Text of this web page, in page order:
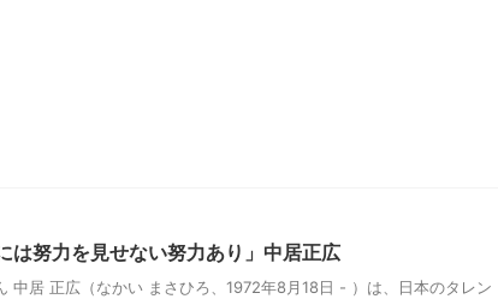
は努力を見せない努力あり」中居正広
中居 正広（なかい まさひろ、1972年8月18日 - ）は、日本のタレン